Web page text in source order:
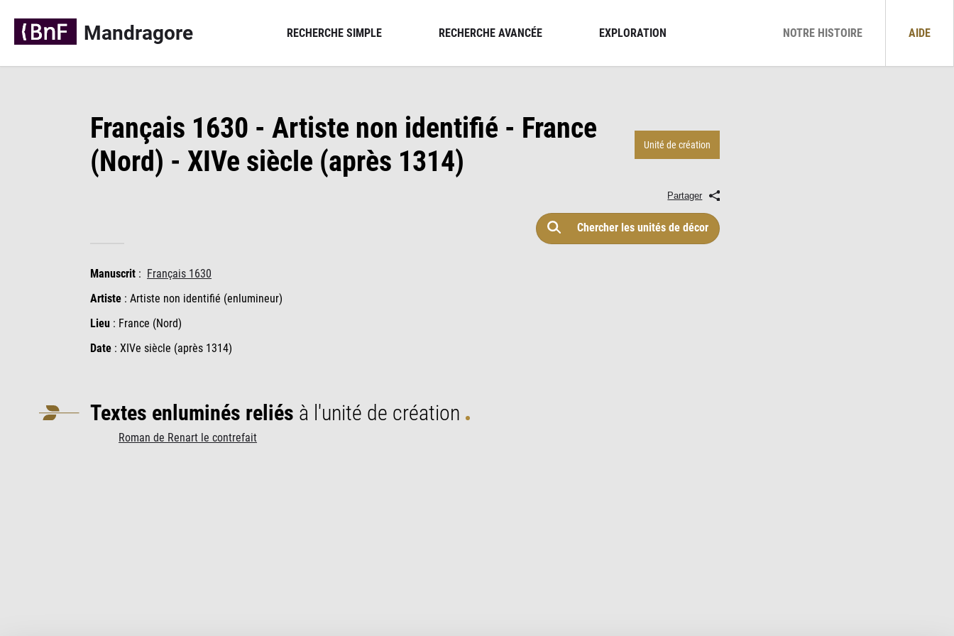
Mandragore RECHERCHE SIMPLE RECHERCHE AVANCÉE EXPLORATION NOTRE HISTOIRE AIDE
Français 1630 - Artiste non identifié - France
(Nord) - XIVe siècle (après 1314)
Unité de création
Partager
Chercher les unités de décor
Manuscrit : Français 1630
Artiste :Artiste non identifié (enlumineur)
Lieu : France (Nord)
Date : XIVe siècle (après 1314)
Textes enluminés reliés à l'unité de création
Roman de Renart le contrefait